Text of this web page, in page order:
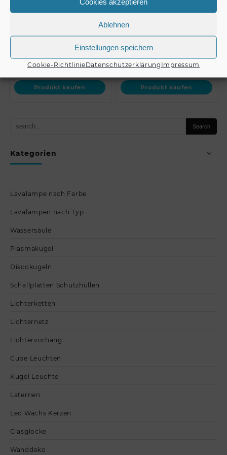
Ablehnen
Einstellungen speichern
Cookie-RichtlinieDatenschutzerklärung Impressum
Kategorien
Lavalampe nach Farbe
Lavalampen nach Typ
Wassersäule
Plasmakugel
Discokugeln
Schallplatten Schutzhüllen
Lichterketten
Lichternetz
Lichtervorhang
Cube Leuchten
Kugel Leuchte
Laternen
Led Wachs Kerzen
Glasglocke
Wanddeko
// ALUTRUSS Base Plate
BP-30S 80×80…
€241,08
Produkt kaufen
ALUTRUSS QUICK-LOCK
GL33/34 Endcap
€14,50
Produkt kaufen